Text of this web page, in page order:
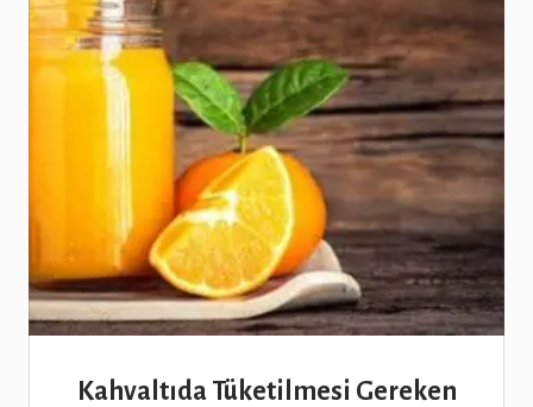
Kahvaltıda Tüketilmesi Gereken